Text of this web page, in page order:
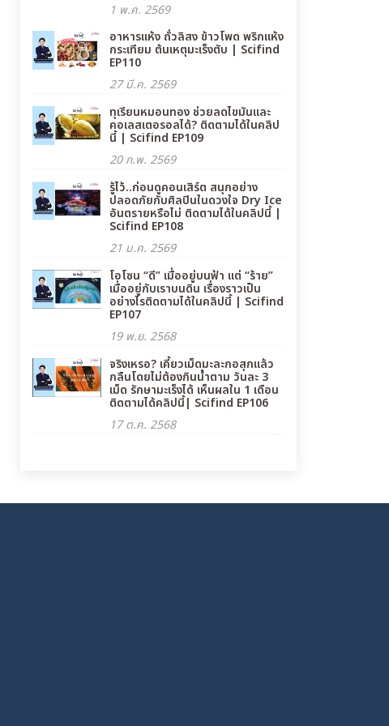
1 พ.ค. 2569
อาหารแห้ง ถั่วลิสง ข้าวโพด พริกแห้ง
กระเทียม ต้นเหตุมะเร็งตับ | Scifind
EP110
27 มี.ค. 2569
ทุเรียนหมอนทอง ช่วยลดไขมันและ
คอเลสเตอรอลได้? ติดตามได้ในคลิป
นี้ | Scifind EP109
20 ก.พ. 2569
รู้ไว้..ก่อนดูคอนเสิร์ต สนุกอย่าง
ปลอดภัยกับศิลปินในดวงใจ Dry Ice
อันตรายหรือไม่ ติดตามได้ในคลิปนี้ |
Scifind EP108
21 ม.ค. 2569
โอโซน “ดี” เมื่ออยู่บนฟ้า แต่ “ร้าย”
เมื่ออยู่กับเราบนดิน เรื่องราวเป็น
อย่างไรติดตามได้ในคลิปนี้ | Scifind
EP107
19 พ.ย. 2568
จริงเหรอ? เคี้ยวเม็ดมะละกอสุกแล้ว
กลืนโดยไม่ต้องกินน้ำตาม วันละ 3
เม็ด รักษามะเร็งได้ เห็นผลใน 1 เดือน
ติดตามได้คลิปนี้| Scifind EP106
17 ต.ค. 2568